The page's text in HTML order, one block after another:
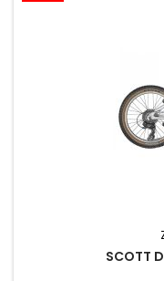
SCOTT